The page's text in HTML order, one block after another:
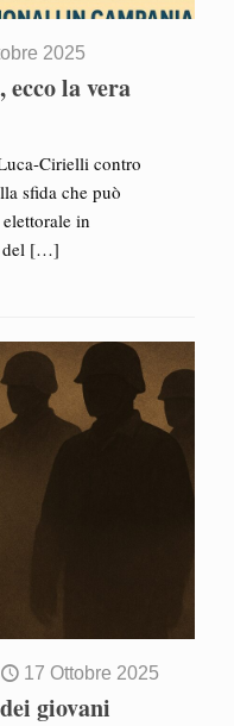
2025
la vera
Cirielli contro
sfida che può
in
[…]
17 Ottobre 2025
giovani